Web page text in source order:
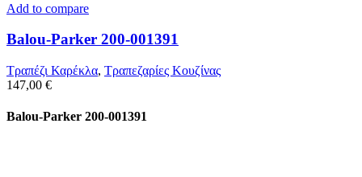
Add to compare
Balou-Parker 200-001391
Τραπέζι Καρέκλα, Τραπεζαρίες Κουζίνας
147,00 €
Balou-Parker 200-001391